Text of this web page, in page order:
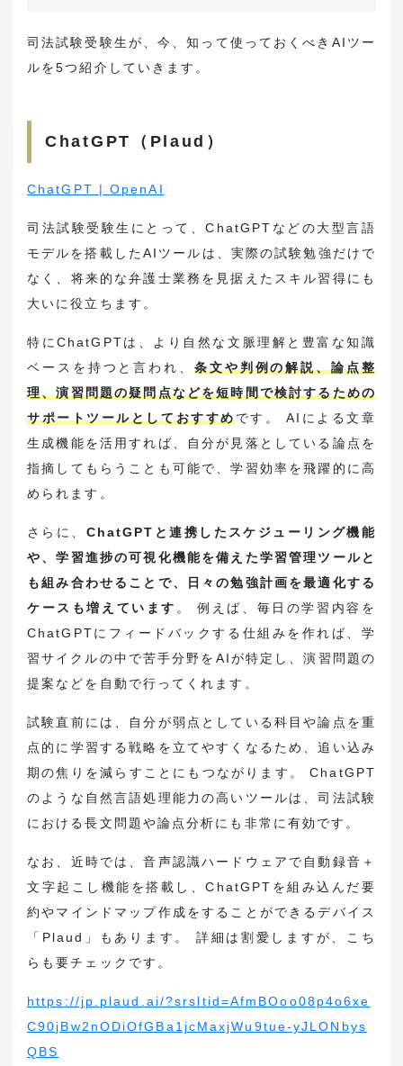
司法試験受験生が、今、知って使っておくべきAIツー
ルを5つ紹介していきます。
ChatGPT（Plaud）
ChatGPT | OpenAI
司法試験受験生にとって、ChatGPTなどの大型言語
モデルを搭載したAIツールは、実際の試験勉強だけで
なく、将来的な弁護士業務を見据えたスキル習得にも
大いに役立ちます。
特にChatGPTは、より自然な文脈理解と豊富な知識
ベースを持つと言われ、 条文や判例の解説、論点整
理、演習問題の疑問点などを短時間で検討するための
サポートツールとしておすすめです。 AIによる文章
生成機能を活用すれば、自分が見落としている論点を
指摘してもらうことも可能で、学習効率を飛躍的に高
められます。
さらに、 ChatGPTと連携したスケジューリング機能
や、学習進捗の可視化機能を備えた学習管理ツールと
も組み合わせることで、日々の勉強計画を最適化する
ケースも増えています 。 例えば、毎日の学習内容を
ChatGPTにフィードバックする仕組みを作れば、学
習サイクルの中で苦手分野をAIが特定し、演習問題の
提案などを自動で行ってくれます。
試験直前には、自分が弱点としている科目や論点を重
点的に学習する戦略を立てやすくなるため、追い込み
期の焦りを減らすことにもつながります。 ChatGPT
のような自然言語処理能力の高いツールは、司法試験
における長文問題や論点分析にも非常に有効です。
なお、近時では、音声認識ハードウェアで自動録音＋
文字起こし機能を搭載し、ChatGPTを組み込んだ要
約やマインドマップ作成をすることができるデバイス
「Plaud」もあります。 詳細は割愛しますが、こち
らも要チェックです。
https://jp.plaud.ai/?srsltid=AfmBOoo08p4o6xe
C90jBw2nODiOfGBa1jcMaxjWu9tue-yJLONbys
QBS